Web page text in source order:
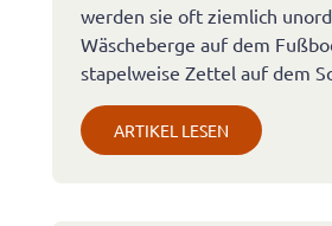
werden sie oft ziemlich
Wäscheberge auf dem
stapelweise Zettel auf dem
ARTIKEL LESEN